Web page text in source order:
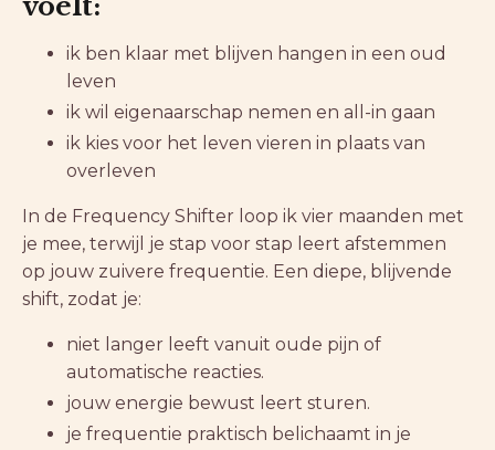
ik ben klaar met blijven hangen in een oud
leven
ik wil eigenaarschap nemen en all-in gaan
ik kies voor het leven vieren in plaats van
overleven
In de Frequency Shifter loop ik vier maanden met
je mee, terwijl je stap voor stap leert afstemmen
op jouw zuivere frequentie. Een diepe, blijvende
shift, zodat je:
niet langer leeft vanuit oude pijn of
automatische reacties.
jouw energie bewust leert sturen.
je frequentie praktisch belichaamt in je